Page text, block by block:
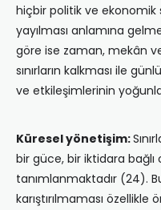
hiçbir politik ve ekonomik
yayılması anlamına
göre ise zaman, mekân
sınırların kalkması ile
ve etkileşimlerinin
Küresel yönetişim:
bir güce, bir iktidara
tanımlanmaktadır (24).
karıştırılmaması özellikle